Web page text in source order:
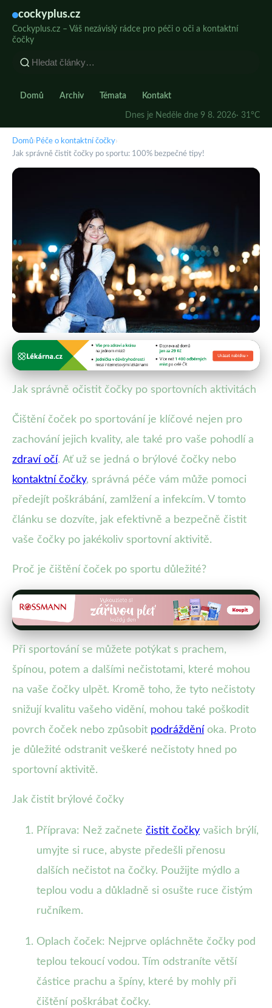
cockyplus.cz
Cockyplus.cz – Váš nezávislý rádce pro péči o oči a kontaktní
čočky
Domů Archiv Témata Kontakt
Dnes je Neděle dne 9 8. 2026· 31°C
Domů› Péče o kontaktní čočky›
Jak správně čistit čočky po sportu: 100% bezpečné tipy!
Péče o kontaktní čočky
Jak správně čistit čočky po sportu:
Jak správně očistit čočky po sportovních aktivitách
Čištění čoček po sportování je klíčové nejen pro
zachování jejich kvality, ale také pro vaše pohodlí a
zdraví očí. Ať už se jedná o brýlové čočky nebo
kontaktní čočky, správná péče vám může pomoci
předejít poškrábání, zamlžení a infekcím. V tomto
článku se dozvíte, jak efektivně a bezpečně čistit
vaše čočky po jakékoliv sportovní aktivitě.
Proč je čištění čoček po sportu důležité?
Při sportování se můžete potýkat s prachem,
špínou, potem a dalšími nečistotami, které mohou
na vaše čočky ulpět. Kromě toho, že tyto nečistoty
snižují kvalitu vašeho vidění, mohou také poškodit
povrch čoček nebo způsobit podráždění oka. Proto
je důležité odstranit veškeré nečistoty hned po
sportovní aktivitě.
Jak čistit brýlové čočky
Příprava: Než začnete čistit čočky vašich brýlí,
umyjte si ruce, abyste předešli přenosu
dalších nečistot na čočky. Použijte mýdlo a
teplou vodu a důkladně si osušte ruce čistým
ručníkem.
Oplach čoček: Nejprve opláchněte čočky pod
teplou tekoucí vodou. Tím odstraníte větší
částice prachu a špíny, které by mohly při
čištění poškrábat čočky.